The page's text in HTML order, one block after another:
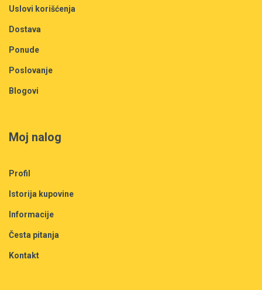
Uslovi korišćenja
Dostava
Ponude
Poslovanje
Blogovi
Moj nalog
Profil
Istorija kupovine
Informacije
Česta pitanja
Kontakt